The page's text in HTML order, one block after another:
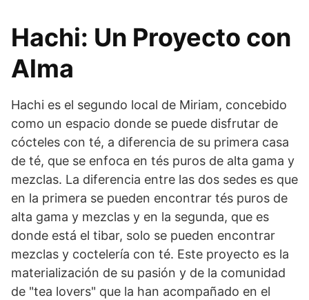
Hachi: Un Proyecto con
Alma
Hachi es el segundo local de Miriam, concebido
como un espacio donde se puede disfrutar de
cócteles con té, a diferencia de su primera casa
de té, que se enfoca en tés puros de alta gama y
mezclas. La diferencia entre las dos sedes es que
en la primera se pueden encontrar tés puros de
alta gama y mezclas y en la segunda, que es
donde está el tibar, solo se pueden encontrar
mezclas y coctelería con té. Este proyecto es la
materialización de su pasión y de la comunidad
de "tea lovers" que la han acompañado en el